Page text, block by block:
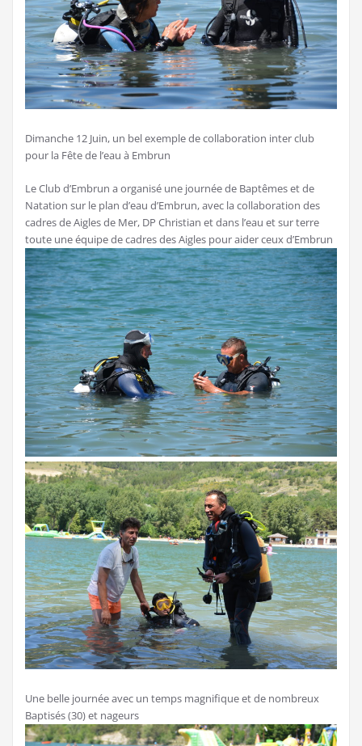
Dimanche 12 Juin, un bel exemple de collaboration inter club
pour la Fête de l’eau à Embrun
Le Club d’Embrun a organisé une journée de Baptêmes et de
Natation sur le plan d’eau d’Embrun, avec la collaboration des
cadres de Aigles de Mer, DP Christian et dans l’eau et sur terre
toute une équipe de cadres des Aigles pour aider ceux d’Embrun
Une belle journée avec un temps magnifique et de nombreux
Baptisés (30) et nageurs